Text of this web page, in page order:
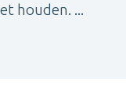
houden. ...